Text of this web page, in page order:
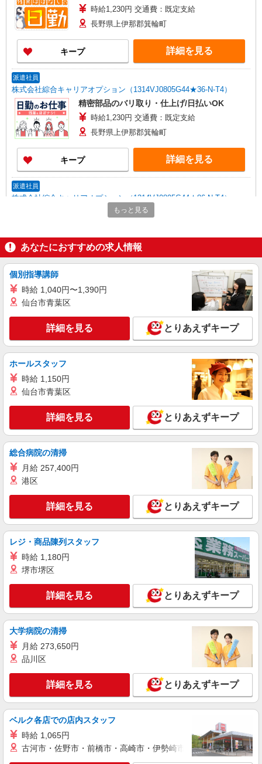
時給1,230円 交通費：既定支給
長野県上伊那郡箕輪町
キープ 詳細を見る
派遣社員
株式会社綜合キャリアオプション（1314VJ0805G44★36-N-T4）
精密部品のバリ取り・仕上げ/日払いOK
時給1,230円 交通費：既定支給
長野県上伊那郡箕輪町
キープ 詳細を見る
派遣社員
株式会社綜合キャリアオプション（1314VJ0805G44★86-N-T4）
航空エンジン部品の樹脂成形・バリ取り/日払
時給1,500円 交通費：既定支給
長野県上伊那郡箕輪町
詳細を見る
派遣社員
株式会社綜合キャリアオプション（1314VJ0805G44★26-N-T4）
組立・加工・食品製造など/日払いOK
時給1,500円〜1,875円 ※経験・能力による
交通費：既定支給
キープ 詳細を見る
株式会社テクノ・サービス/お仕事No/0915435
時給1250円 月収例：233、000円（月収例21日
実働残業代込）（残業・休日出勤手当て等が含ま
長野県上伊那郡箕輪町 ＊車・バイク通勤OK
キープ 詳細を見る
派遣社員
株式会社テクノ・サービス/お仕事No/0915434
時給1350円 月収例：148、000円（月収例21日
実働）（残業・休日出勤手当て等が含まれていま
す） 交通費全額支給
長野県上伊那郡箕輪町 ＊車・バイク通勤OK
キープ 詳細を見る
派遣社員
株式会社綜合キャリアオプション（1314VJ0805G44★87-N-T4）
航空エンジン部品の接着組立・仕上げ/日払い
OK
時給1,380円 交通費：既定支給
長野県上伊那郡箕輪町
キープ 詳細を見る
もっと見る
あなたにおすすめの求人情報
個別指導講師
時給 1,040円〜1,390円
仙台市青葉区
詳細を見る とりあえずキープ
ホールスタッフ
時給 1,150円
仙台市青葉区
詳細を見る とりあえずキープ
総合病院の清掃
月給 257,400円
港区
詳細を見る とりあえずキープ
レジ・商品陳列スタッフ
時給 1,180円
堺市堺区
詳細を見る とりあえずキープ
大学病院の清掃
月給 273,650円
品川区
詳細を見る とりあえずキープ
ベルク各店での店内スタッフ
時給 1,065円
古河市・佐野市・前橋市・高崎市・伊勢崎市・太田市・館林市